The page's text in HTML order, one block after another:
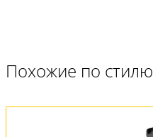
Похожие по стилю